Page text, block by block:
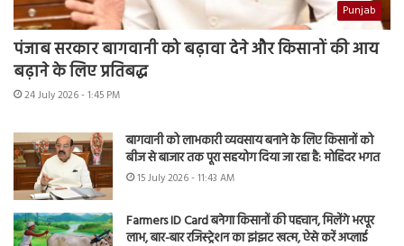
Punjab
पंजाब सरकार बागवानी को बढ़ावा देने और किसानों की आय
बढ़ाने के लिए प्रतिबद्ध
24 July 2026 - 1:45 PM
बागवानी को लाभकारी व्यवसाय बनाने के लिए किसानों को
बीज से बाजार तक पूरा सहयोग दिया जा रहा है: मोहिंदर भगत
15 July 2026 - 11:43 AM
Farmers ID Card बनेगा किसानों की पहचान, मिलेंगे भरपूर
लाभ, बार-बार रजिस्ट्रेशन का झंझट खत्म, ऐसे करें अप्लाई